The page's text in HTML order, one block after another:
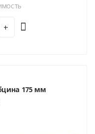
+
175 мм